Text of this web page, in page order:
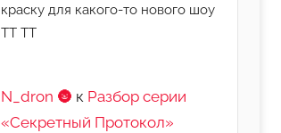
краску для какого-то нового шоу
ТТ ТТ
N_dron 🌚 к Разбор серии
«Секретный Протокол»